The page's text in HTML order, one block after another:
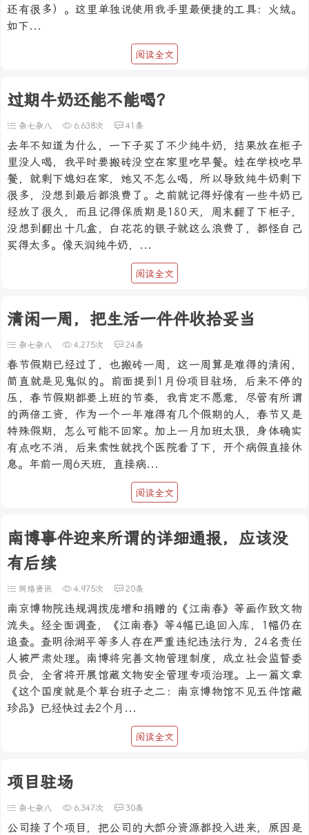
还有很多）。这里单独说使用我手里最便捷的工具：火绒。
如下...
阅读全文
过期牛奶还能不能喝？
杂七杂八 6,638次 41条
去年不知道为什么，一下子买了不少纯牛奶，结果放在柜子
里没人喝，我平时要搬砖没空在家里吃早餐。娃在学校吃早
餐，就剩下媳妇在家，她又不怎么喝，所以导致纯牛奶剩下
很多，没想到最后都浪费了。之前就记得好像有一些牛奶已
经放了很久，而且记得保质期是180天，周末翻了下柜子，
没想到翻出十几盒，白花花的银子就这么浪费了，都怪自己
买得太多。像天润纯牛奶，...
阅读全文
清闲一周，把生活一件件收拾妥当
杂七杂八 4,275次 24条
春节假期已经过了，也搬砖一周，这一周算是难得的清闲，
简直就是见鬼似的。前面提到1月份项目驻场，后来不停的
压，春节假期都要上班的节奏，我肯定不愿意，尽管有所谓
的两倍工资，作为一个一年难得有几个假期的人，春节又是
特殊假期，怎么可能不回家。加上一月加班太狠，身体确实
有点吃不消，后来索性就找个医院看了下，开个病假直接休
息。年前一周6天班，直接病...
阅读全文
南博事件迎来所谓的详细通报，应该没
有后续
网络资讯 4,975次 20条
南京博物院违规调拨庞增和捐赠的《江南春》等画作致文物
流失。经全面调查，《江南春》等4幅已追回入库，1幅仍在
追查。查明徐湖平等多人存在严重违纪违法行为，24名责任
人被严肃处理。南博将完善文物管理制度，成立社会监督委
员会，全省将开展馆藏文物安全管理专项治理。上一篇文章
《这个国度就是个草台班子之二：南京博物馆不见五件馆藏
珍品》已经快过去2个月...
阅读全文
项目驻场
杂七杂八 6,347次 30条
公司接了个项目，把公司的大部分资源都投入进来，原因是